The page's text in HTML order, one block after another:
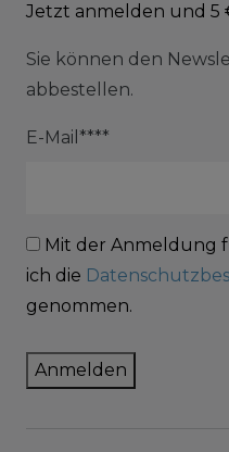
Jetzt anmelden und 5
Sie können den
abbestellen.
E-Mail****
Mit der Anmeldung
ich die
genommen.
Anmelden